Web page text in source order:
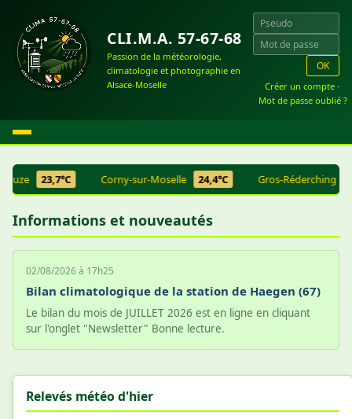
CLI.M.A. 57-67-68
Passion de la météorologie,
climatologie et photographie en
Alsace-Moselle
OK
Créer un compte ·
Mot de passe oublié ?
23,7°C Corny-sur-Moselle 24,4°C Gros-Réderching
Informations et nouveautés
02/08/2026 à 17h25
Bilan climatologique de la station de Haegen (67)
Le bilan du mois de JUILLET 2026 est en ligne en cliquant
sur l'onglet "Newsletter" Bonne lecture.
Relevés météo d'hier